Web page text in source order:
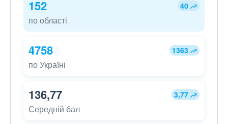
152 40
по області
4758 1363
по Україні
136,77 3,77
Середній бал